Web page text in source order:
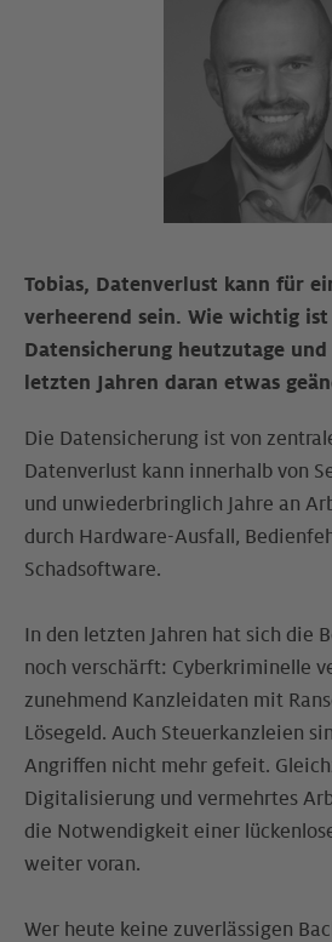
Tobias, Datenverlust kann für
verheerend sein. Wie wichtig ist
Datensicherung heutzutage
letzten Jahren daran etwas
Die Datensicherung ist von
Datenverlust kann innerhalb von
und unwiederbringlich Jahre an
durch Hardware-Ausfall,
Schadsoftware.
In den letzten Jahren hat sich die
noch verschärft: Cyberkriminelle
zunehmend Kanzleidaten mit
Lösegeld. Auch Steuerkanzleien
Angriffen nicht mehr gefeit.
Digitalisierung und vermehrtes
die Notwendigkeit einer
weiter voran.
Wer heute keine zuverlässigen